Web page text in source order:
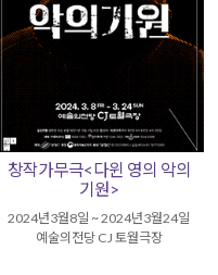
창작가무극<다윈 영의 악의
기원>
2024년3월8일 ~ 2024년3월24일
예술의전당 CJ 토월극장